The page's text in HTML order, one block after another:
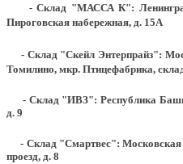
- Склад "МАССА К":
Пироговская набережная, д. 15А
- Склад "Скейл Энтерпрайз":
Томилино, мкр. Птицефабрика,
- Склад "ИВЗ": Республика
д. 9
- Склад "Смартвес":Московская
проезд, д. 8